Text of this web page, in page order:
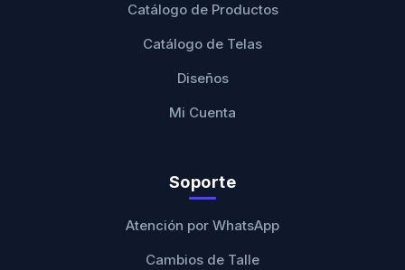
Catálogo de Productos
Catálogo de Telas
Diseños
Mi Cuenta
Soporte
Atención por WhatsApp
Cambios de Talle